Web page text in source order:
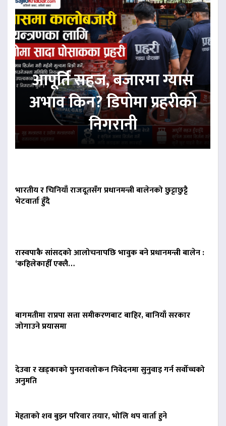
आपूर्ति सहज, बजारमा ग्यास
अभाव किन? डिपोमा प्रहरीको
निगरानी
भारतीय र चिनियाँ राजदूतसँग प्रधानमन्त्री बालेनको छुट्टाछुट्टै
भेटवार्ता हुँदै
रास्वपाकै सांसदको आलोचनापछि भावुक बने प्रधानमन्त्री बालेन :
‘कहिलेकाहीँ एक्लै…
बागमतीमा राप्रपा सत्ता समीकरणबाट बाहिर, बानियाँ सरकार
जोगाउने प्रयासमा
देउवा र खड्काको पुनरावलोकन निवेदनमा सुनुवाइ गर्न सर्वोच्चको
अनुमति
मेहताको शव बुझ्न परिवार तयार, भोलि थप वार्ता हुने